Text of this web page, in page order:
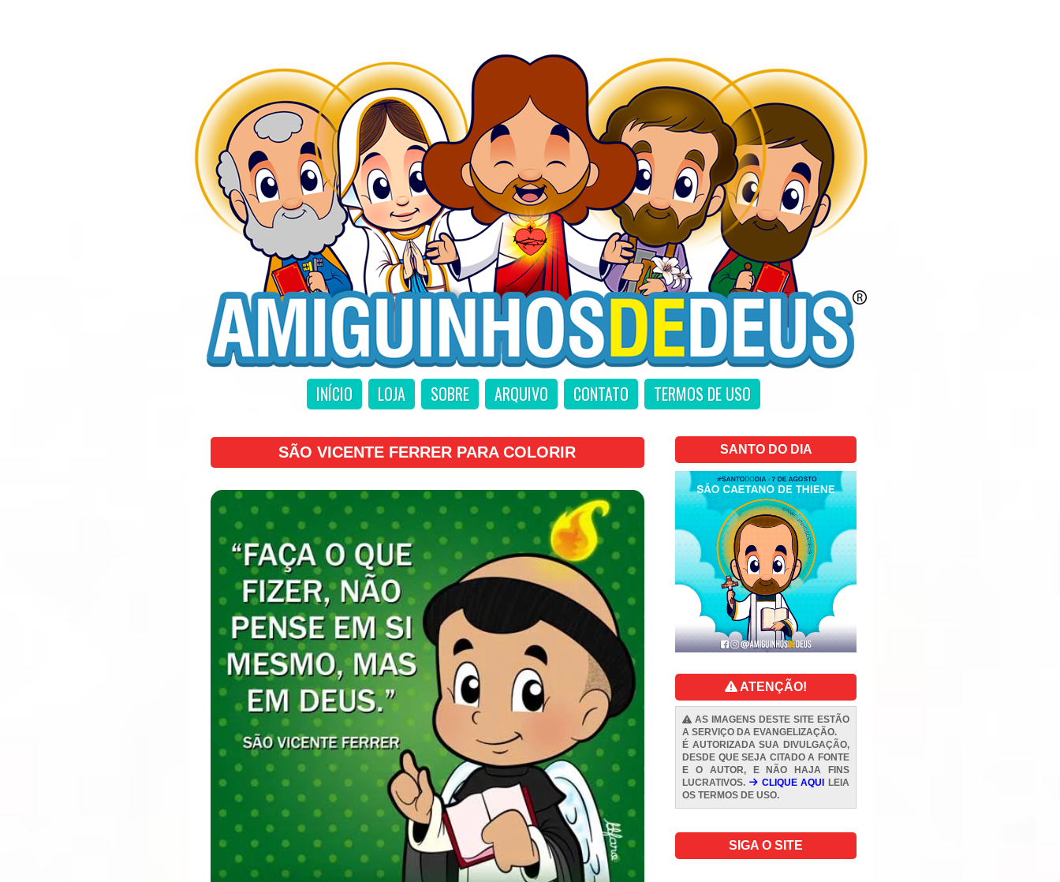
INÍCIO LOJA SOBRE ARQUIVO CONTATO TERMOS DE USO
SÃO VICENTE FERRER PARA COLORIR SANTO DO DIA
ATENÇÃO!
AS IMAGENS DESTE SITE ESTÃO
A SERVIÇO DA EVANGELIZAÇÃO.
É AUTORIZADA SUA DIVULGAÇÃO,
DESDE QUE SEJA CITADO A FONTE
E O AUTOR, E NÃO HAJA FINS
LUCRATIVOS.
CLIQUE AQUI
LEIA
OS TERMOS DE USO.
SIGA O SITE